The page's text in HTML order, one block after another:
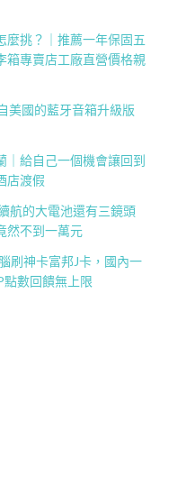
麼挑？｜推薦一年保固五
箱專賣店工廠直營價格親
美國的藍牙音箱升級版
｜給自己一個機會讓回到
店渡假
航的大電池還有三鏡頭
然不到一萬元
刷神卡富邦J卡，國內一
點數回饋無上限